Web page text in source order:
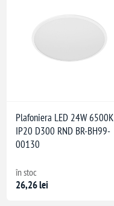
Plafoniera LED 24W 6500K
IP20 D300 RND BR-BH99-
00130
în stoc
26,26 lei